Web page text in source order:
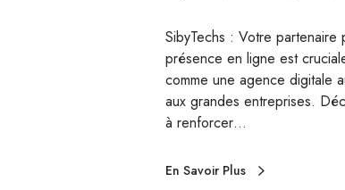
SibyTechs : Votre
présence en ligne est
comme une agence digitale
aux grandes entreprises.
à renforcer…
En Savoir Plus